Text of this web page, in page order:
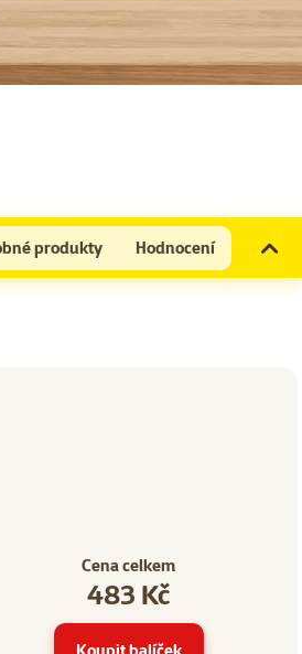
produkty Hodnocení
hodnocení: 2
Cena celkem
483 Kč